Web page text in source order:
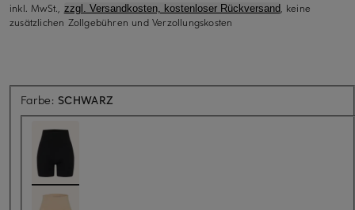
inkl. MwSt., zzgl. Versandkosten, kostenloser Rückversand, keine
zusätzlichen Zollgebühren und Verzollungskosten
Farbe: SCHWARZ